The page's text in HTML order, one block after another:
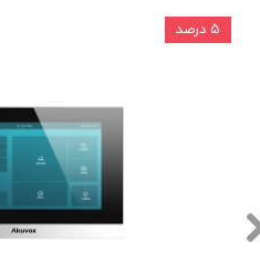
۵ درصد